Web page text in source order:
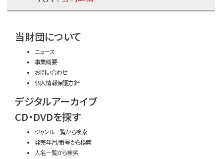
当財団について
ニュース
事業概要
お問い合わせ
個人情報保護方針
デジタルアーカイブ
CD・DVDを探す
ジャンル一覧から検索
発売年月/番号から検索
人名一覧から検索